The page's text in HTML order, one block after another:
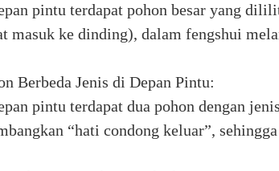
pintu terdapat pohon besar yang
masuk ke dinding), dalam fengshui
Berbeda Jenis di Depan Pintu:
pintu terdapat dua pohon dengan
“hati condong keluar”,